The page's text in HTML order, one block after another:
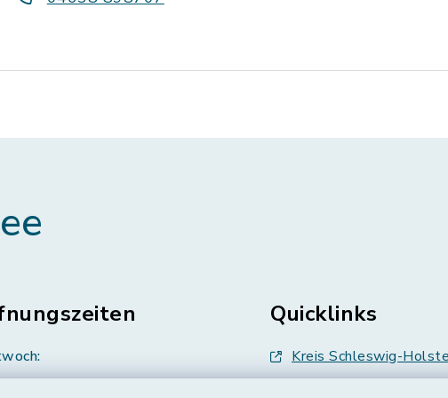
Quicklinks
Kreis Schleswig-